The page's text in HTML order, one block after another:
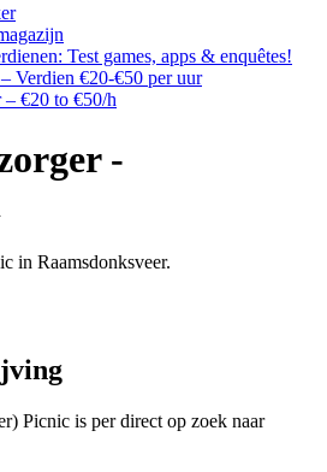
Test games, apps & enquêtes!
Verdien €20-€50 per uur
€20 to €50/h
-
in Raamsdonksveer.
Picnic is per direct op zoek naar